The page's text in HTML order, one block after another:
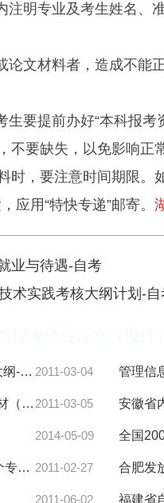
明专业及考生姓名、
文材料者，造成不能
提前办好“本科报考
要缺失，以免影响正
，要注意时间期限。
应用“特快专递”邮寄。
业与待遇-自考
术实践考核大纲计划-自
北京09年自考17门课程修订教材及大纲-自考 2011-03-04 管理信
广东08年4月自考各专业课程使用教材（一）-自考 2011-03-05 安徽省
2014-05-09
2011年陕西省高等教育自考开考96个专业-自考 2011-02-27
2011-06-02 福建省